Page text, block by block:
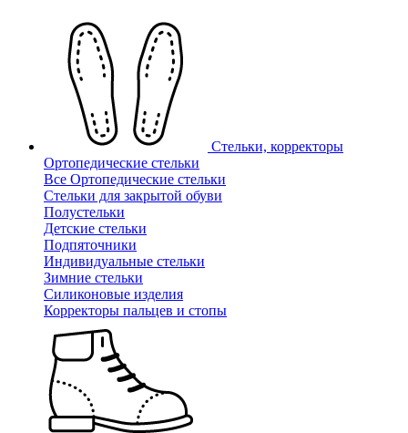
Стельки, корректоры
Ортопедические стельки
Все Ортопедические стельки
Стельки для закрытой обуви
Полустельки
Детские стельки
Подпяточники
Индивидуальные стельки
Зимние стельки
Силиконовые изделия
Корректоры пальцев и стопы